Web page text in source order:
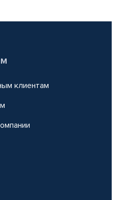
клиентам